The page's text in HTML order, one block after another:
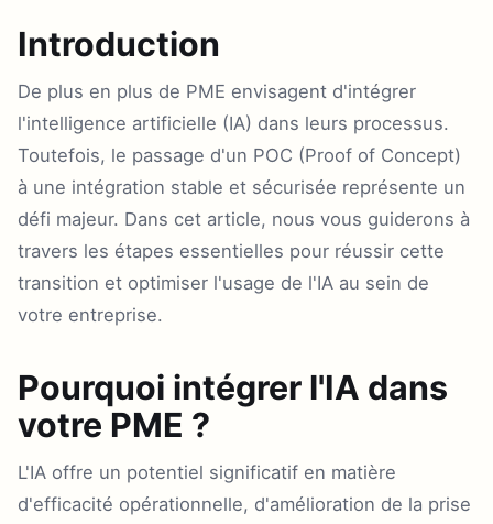
Introduction
De plus en plus de PME envisagent d'intégrer
l'intelligence artificielle (IA) dans leurs processus.
Toutefois, le passage d'un POC (Proof of Concept)
à une intégration stable et sécurisée représente un
défi majeur. Dans cet article, nous vous guiderons à
travers les étapes essentielles pour réussir cette
transition et optimiser l'usage de l'IA au sein de
votre entreprise.
Pourquoi intégrer l'IA dans
votre PME ?
L'IA offre un potentiel significatif en matière
d'efficacité opérationnelle, d'amélioration de la prise